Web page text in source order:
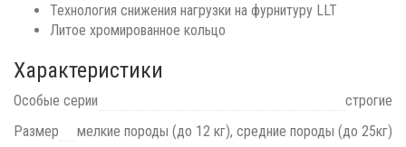
Технология снижения нагрузки на фурнитуру LLT
Литое хромированное кольцо
Характеристики
Особые серии
строгие
Размер
мелкие породы (до 12 кг), средние породы (до 25кг)